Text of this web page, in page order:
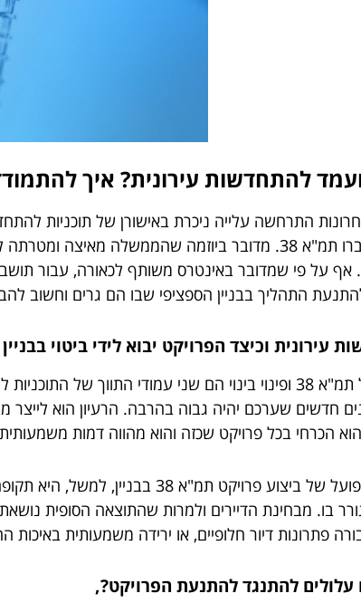
להתחדשות עירונית? איך
התרחשה עלייה ניכרת באישורן של תוכניות
וותיקים, שיעברו תמ"א 38. מדובר ביוזמה
אף על פי שמדובר באינטרס משותף לכאורה, עבור
התהליך בבניין הספציפי שבו הם גרים וחשוב
עירונית וכיצד הפרויקט יבוא לידי ביטוי
פרויקטים של תמ"א 38 ופינוי בינוי הם שני עמודי
חדשים שערכם יהיה גבוה בהרבה. הרעיון הוא לייצר
הוא הכרחי בכל פרויקט שכזה והוא מהווה דמות
המשמעות בפועל של ביצוע
בו. מבחינת הדיירים ולמרות שהתוצאה הסופית
פתרונות דיור חלופיים, או ירידה משמעותית באיכות
עלולים להתנגד להתנעת הפרויקט?,